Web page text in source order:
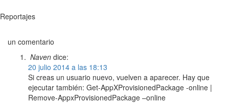
Reportajes
un comentario
Naven dice:
20 julio 2014 a las 18:13
Si creas un usuario nuevo, vuelven a aparecer. Hay que
ejecutar también: Get-AppXProvisionedPackage -online |
Remove-AppxProvisionedPackage –online